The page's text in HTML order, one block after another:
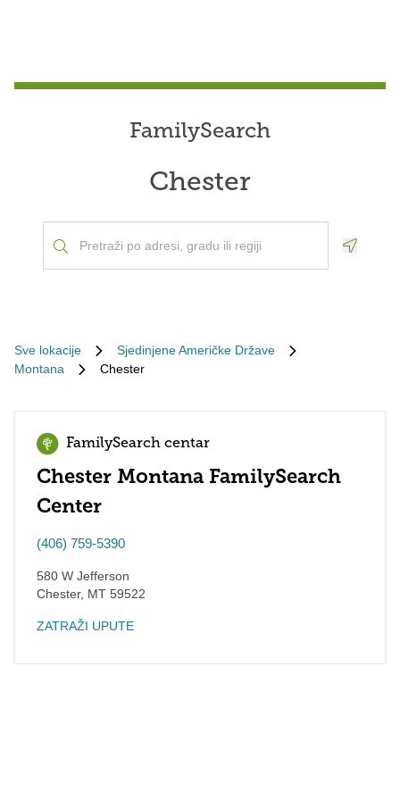
FamilySearch
Chester
Sve lokacije
Sjedinjene Američke Države
Montana
Chester
FamilySearch centar
Chester Montana FamilySearch
Center
(406) 759-5390
580 W Jefferson
Chester, MT 59522
ZATRAŽI UPUTE